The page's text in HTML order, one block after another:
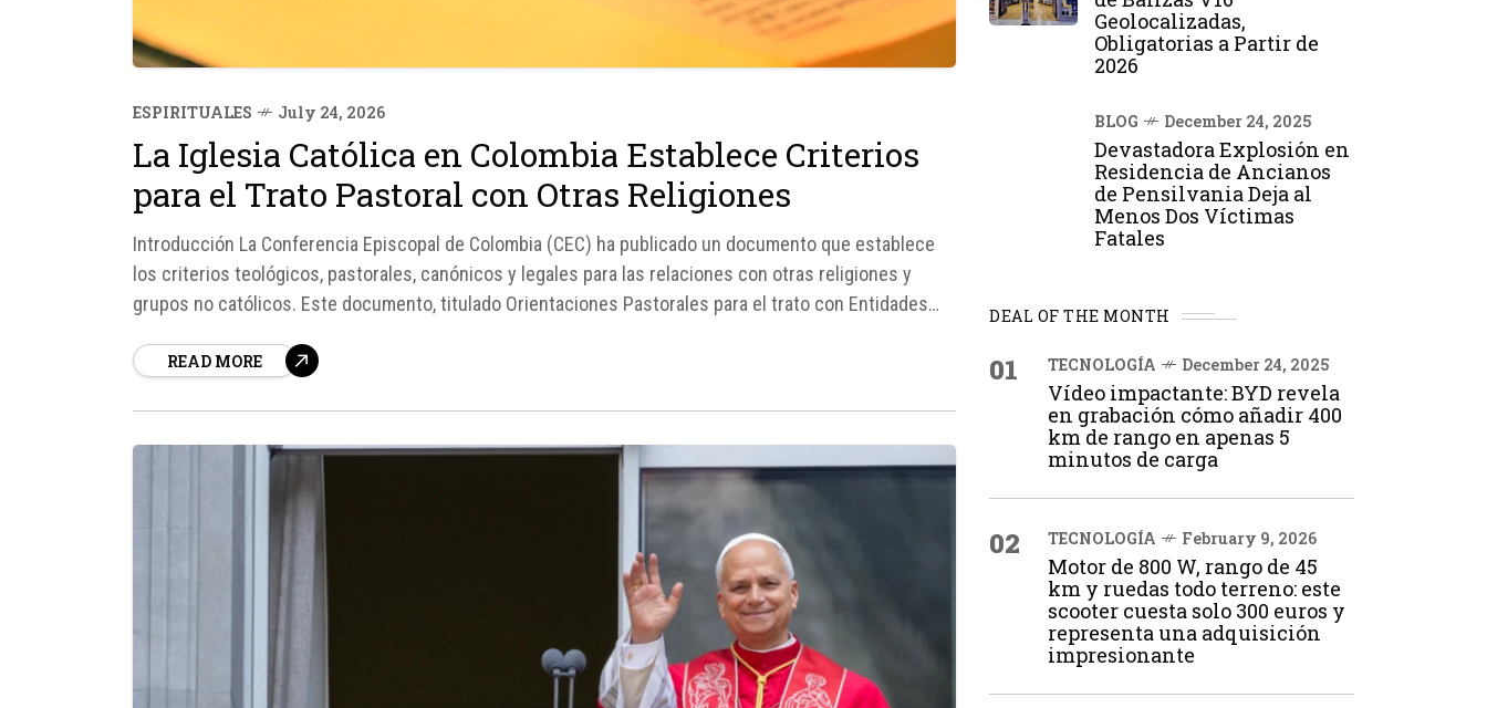
ESPIRITUALES July 24, 2026
La Iglesia Católica en Colombia Establece Criterios
para el Trato Pastoral con Otras Religiones
Introducción La Conferencia Episcopal de Colombia (CEC) ha publicado un documento que establece
los criterios teológicos, pastorales, canónicos y legales para las relaciones con otras religiones y
grupos no católicos. Este documento, titulado Orientaciones Pastorales para el trato con Entidades
READ MORE
Geolocalizadas,
Obligatorias a Partir de
2026
BLOG December 24, 2025
Devastadora Explosión en
Residencia de Ancianos
de Pensilvania Deja al
Menos Dos Víctimas
Fatales
DEAL OF THE MONTH
01 TECNOLOGÍA December 24, 2025
Vídeo impactante: BYD revela
en grabación cómo añadir 400
km de rango en apenas 5
minutos de carga
02 TECNOLOGÍA February 9, 2026
Motor de 800 W, rango de 45
km y ruedas todo terreno: este
scooter cuesta solo 300 euros y
representa una adquisición
impresionante